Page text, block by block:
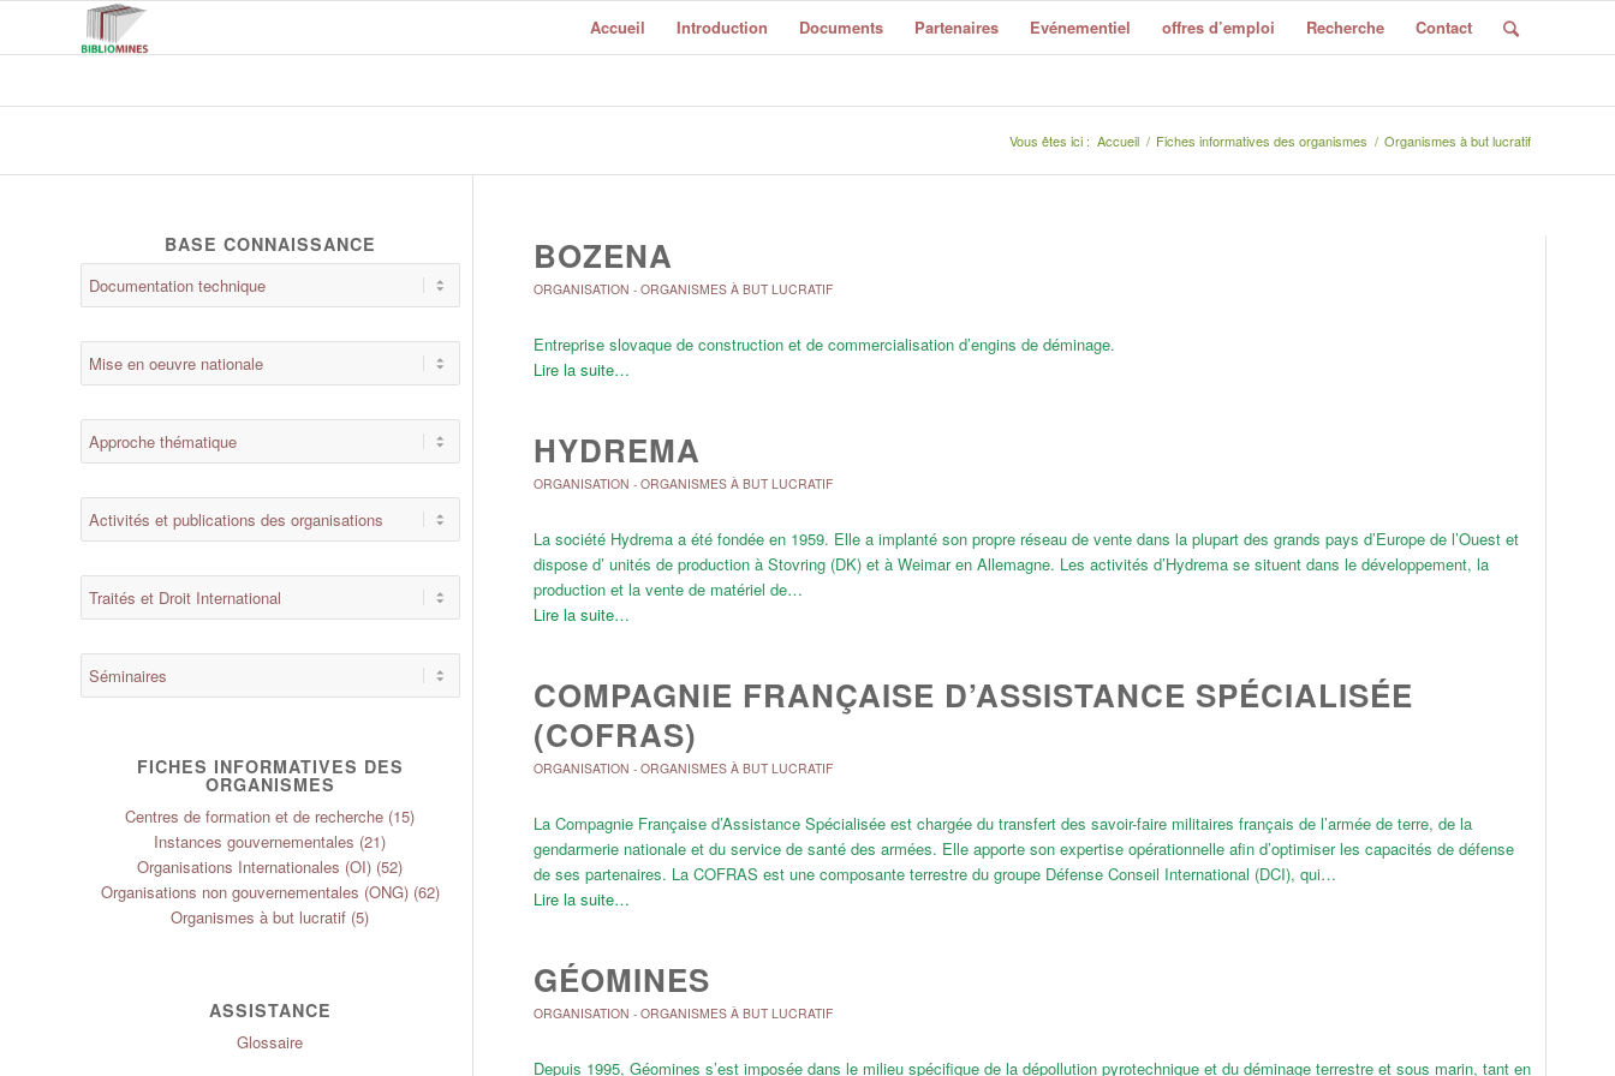
Accueil Introduction Documents Partenaires Evénementiel offres d’emploi Recherche Contact
Vous êtes ici : Accueil / Fiches informatives des organismes / Organismes à but lucratif
BOZENA
ORGANISATION - ORGANISMES À BUT LUCRATIF
Entreprise slovaque de construction et de commercialisation d’engins de déminage.
Lire la suite…
HYDREMA
ORGANISATION - ORGANISMES À BUT LUCRATIF
La société Hydrema a été fondée en 1959. Elle a implanté son propre réseau de vente dans la plupart des grands pays d’Europe de l’Ouest et
dispose d’ unités de production à Stovring (DK) et à Weimar en Allemagne. Les activités d’Hydrema se situent dans le développement, la
production et la vente de matériel de…
Lire la suite…
COMPAGNIE FRANÇAISE D’ASSISTANCE SPÉCIALISÉE
(COFRAS)
ORGANISATION - ORGANISMES À BUT LUCRATIF
La Compagnie Française d’Assistance Spécialisée est chargée du transfert des savoir-faire militaires français de l’armée de terre, de la
gendarmerie nationale et du service de santé des armées. Elle apporte son expertise opérationnelle afin d’optimiser les capacités de défense
de ses partenaires. La COFRAS est une composante terrestre du groupe Défense Conseil International (DCI), qui…
Lire la suite…
GÉOMINES
ORGANISATION - ORGANISMES À BUT LUCRATIF
Depuis 1995, Géomines s’est imposée dans le milieu spécifique de la dépollution pyrotechnique et du déminage terrestre et sous marin, tant en
BASE CONNAISSANCE
FICHES INFORMATIVES DES
ORGANISMES
Centres de formation et de recherche (15)
Instances gouvernementales (21)
Organisations Internationales (OI) (52)
Organisations non gouvernementales (ONG)(62)
Organismes à but lucratif (5)
ASSISTANCE
Glossaire